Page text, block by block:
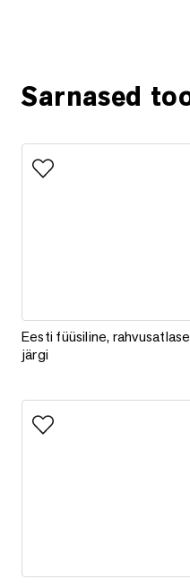
Sarnased
Eesti füüsiline,
Eesti füüsiline, rahvusatlase
järgi